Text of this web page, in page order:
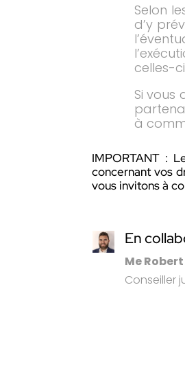
Selon
d’y
celles-
Si vous
à
IMPORTANT :
concernant vos
vous invitons à
En
Me
Conseiller